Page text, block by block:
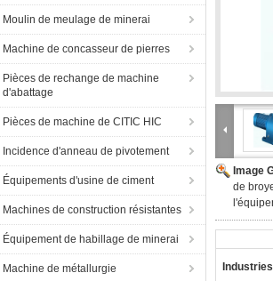
Moulin de meulage de minerai
Machine de concasseur de pierres
Pièces de rechange de machine
d'abattage
Pièces de machine de CITIC HIC
Incidence d'anneau de pivotement
Équipements d'usine de ciment
Machines de construction résistantes
Équipement de habillage de minerai
Machine de métallurgie
Image
de
Industries